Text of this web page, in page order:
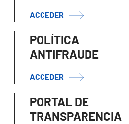
ACCEDER
POLÍTICA
ANTIFRAUDE
ACCEDER
PORTAL DE
TRANSPARENCIA